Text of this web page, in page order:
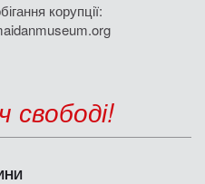
корупції:
свободі!